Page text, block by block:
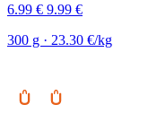
6.99 € 9.99 €
300 g · 23.30 €/kg